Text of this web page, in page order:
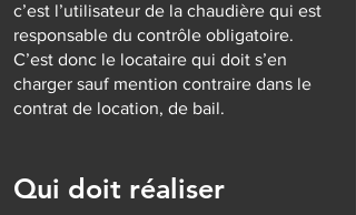
c’est l’utilisateur de la chaudière qui est
responsable du contrôle obligatoire.
C’est donc le locataire qui doit s’en
charger sauf mention contraire dans le
contrat de location, de bail.
Qui doit réaliser